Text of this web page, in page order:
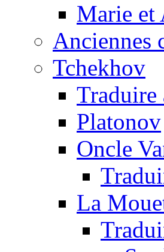
Marie et
Anciennes
Tchekhov
Traduire
Platonov
Oncle
La